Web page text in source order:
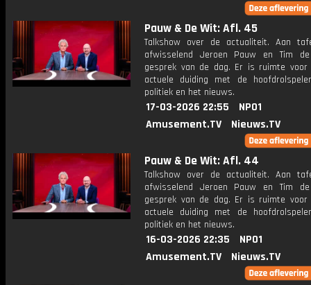
Pauw & De Wit: Afl. 45
Talkshow over de actualiteit. Aan
afwisselend Jeroen Pauw en Tim
gesprek van de dag. Er is ruimte
actuele duiding met de
politiek en het nieuws.
17-03-2026 22:55
NPO1
Amusement.TV
Nieuws.TV
Pauw & De Wit: Afl. 44
Talkshow over de actualiteit. Aan
afwisselend Jeroen Pauw en Tim
gesprek van de dag. Er is ruimte
actuele duiding met de
politiek en het nieuws.
16-03-2026 22:35
NPO1
Amusement.TV
Nieuws.TV